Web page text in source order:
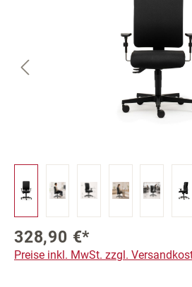
328,90 €*
Preise inkl. MwSt. zzgl.